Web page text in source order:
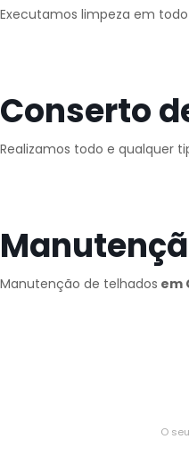
Executamos limpeza em
Conserto
Realizamos todo e qualquer
Manutenção de telhados em
O